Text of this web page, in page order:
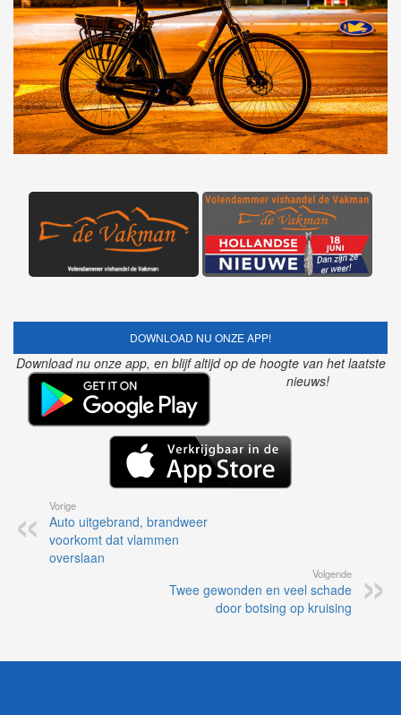
DOWNLOAD NU ONZE APP!
Download nu onze app, en blijf altijd op de hoogte van het laatste
nieuws!
Vorige
Auto uitgebrand, brandweer
voorkomt dat vlammen
overslaan
Volgende
Twee gewonden en veel schade
door botsing op kruising